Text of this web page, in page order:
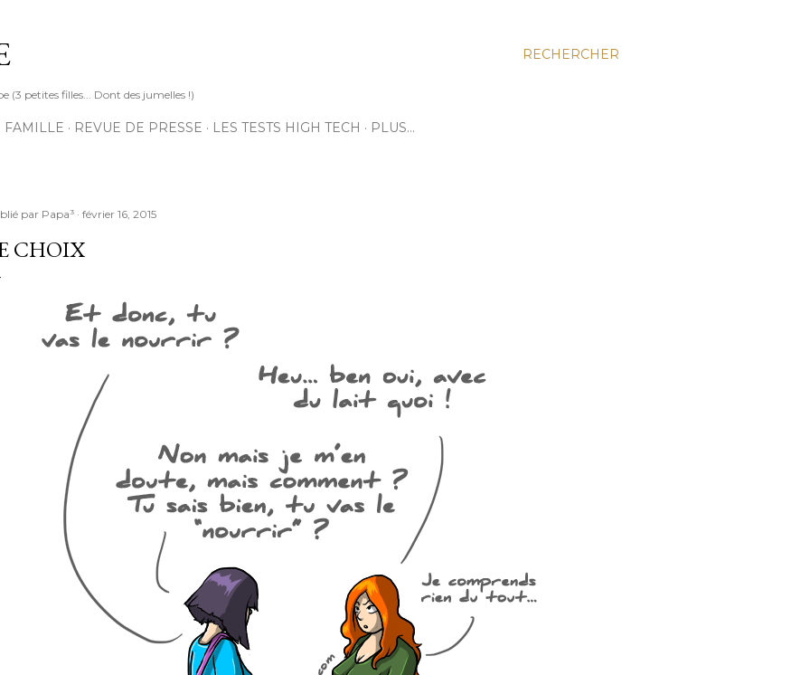
RECHERCHER
(3 petites filles... Dont des jumelles !)
FAMILLE REVUE DE PRESSE LES TESTS HIGH TECH PLUS…
par Papa³ février 16, 2015
CHOIX